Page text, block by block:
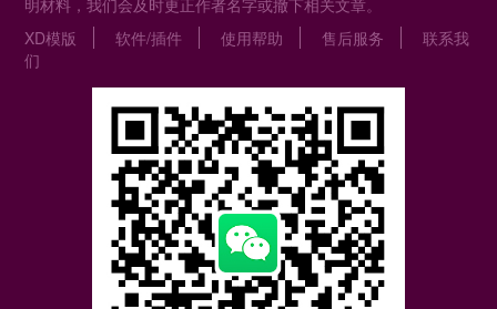
明材料，我们会及时更正作者名字或撤下相关文章。
XD模版
软件/插件 使用帮助 售后服务
联系我
们